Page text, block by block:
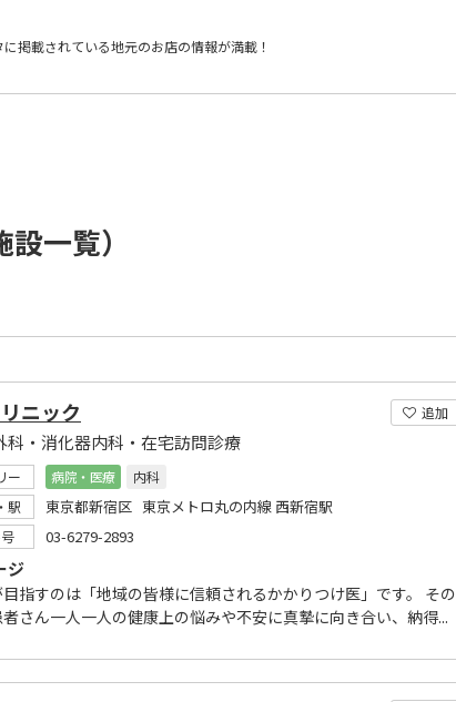
に掲載されている地元のお店の情報が満載！
一覧）
追加
ニック
科・消化器内科・在宅訪問診療
ー 病院・医療
内科
駅
東京都新宿区 東京メトロ丸の内線 西新宿駅
03-6279-2893
ジ
指すのは「地域の皆様に信頼されるかかりつけ医」です。 その
さん一人一人の健康上の悩みや不安に真摯に向き合い、納得...